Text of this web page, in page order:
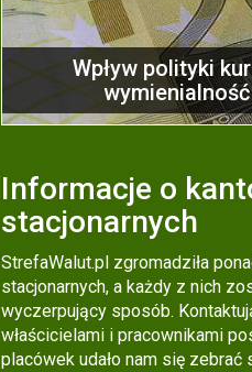
Wpływ polityki
Informacje o
stacjonarnych
StrefaWalut.pl zgromadziła
stacjonarnych, a każdy z nich
wyczerpujący sposób.
właścicielami i pracownikami
placówek udało nam się zebrać